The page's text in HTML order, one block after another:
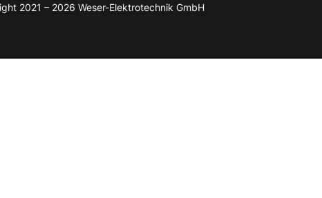
2021 – 2026 Weser-Elektrotechnik GmbH